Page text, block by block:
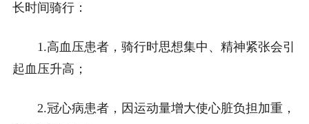
长时间骑行：
1.高血压患者，骑行时思想集中、精神紧张会引
起血压升高；
2.冠心病患者，因运动量增大使心脏负担加重，